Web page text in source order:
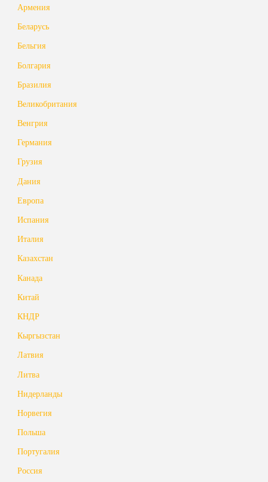
Армения
Беларусь
Бельгия
Болгария
Бразилия
Великобритания
Венгрия
Германия
Грузия
Дания
Европа
Испания
Италия
Казахстан
Канада
Китай
КНДР
Кыргызстан
Латвия
Литва
Нидерланды
Норвегия
Польша
Португалия
Россия